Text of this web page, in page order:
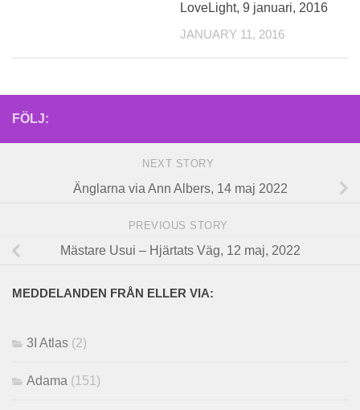
LoveLight, 9 januari, 2016
JANUARY 11, 2016
FÖLJ:
NEXT STORY
Änglarna via Ann Albers, 14 maj 2022
PREVIOUS STORY
Mästare Usui – Hjärtats Väg, 12 maj, 2022
MEDDELANDEN FRÅN ELLER VIA:
3I Atlas (2)
Adama (151)